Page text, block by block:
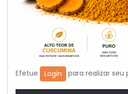
Efetue Login para realizar seu